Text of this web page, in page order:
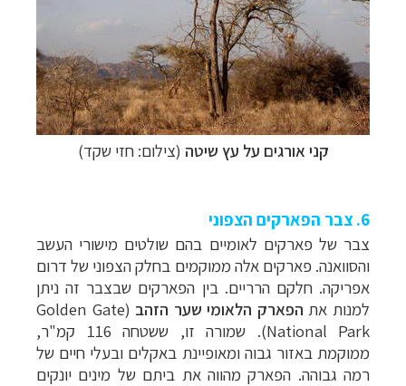
קני אורגים על עץ שיטה (צילום: חזי שקד)
6. צבר הפארקים הצפוני
צבר של פארקים לאומיים בהם שולטים מישורי העשב
והסוואנה. פארקים אלה ממוקמים בחלק הצפוני של דרום
אפריקה. חלקם הרריים. בין הפארקים שבצבר זה ניתן
למנות את הפארק הלאומי שער הזהב (
Golden Gate
National Park
). שמורה זו, ששטחה 116 קמ"ר,
ממוקמת באזור גבוה ומאופיינת באקלים ובעלי חיים של
רמה גבוהה. הפארק מהווה את ביתם של מינים יונקים